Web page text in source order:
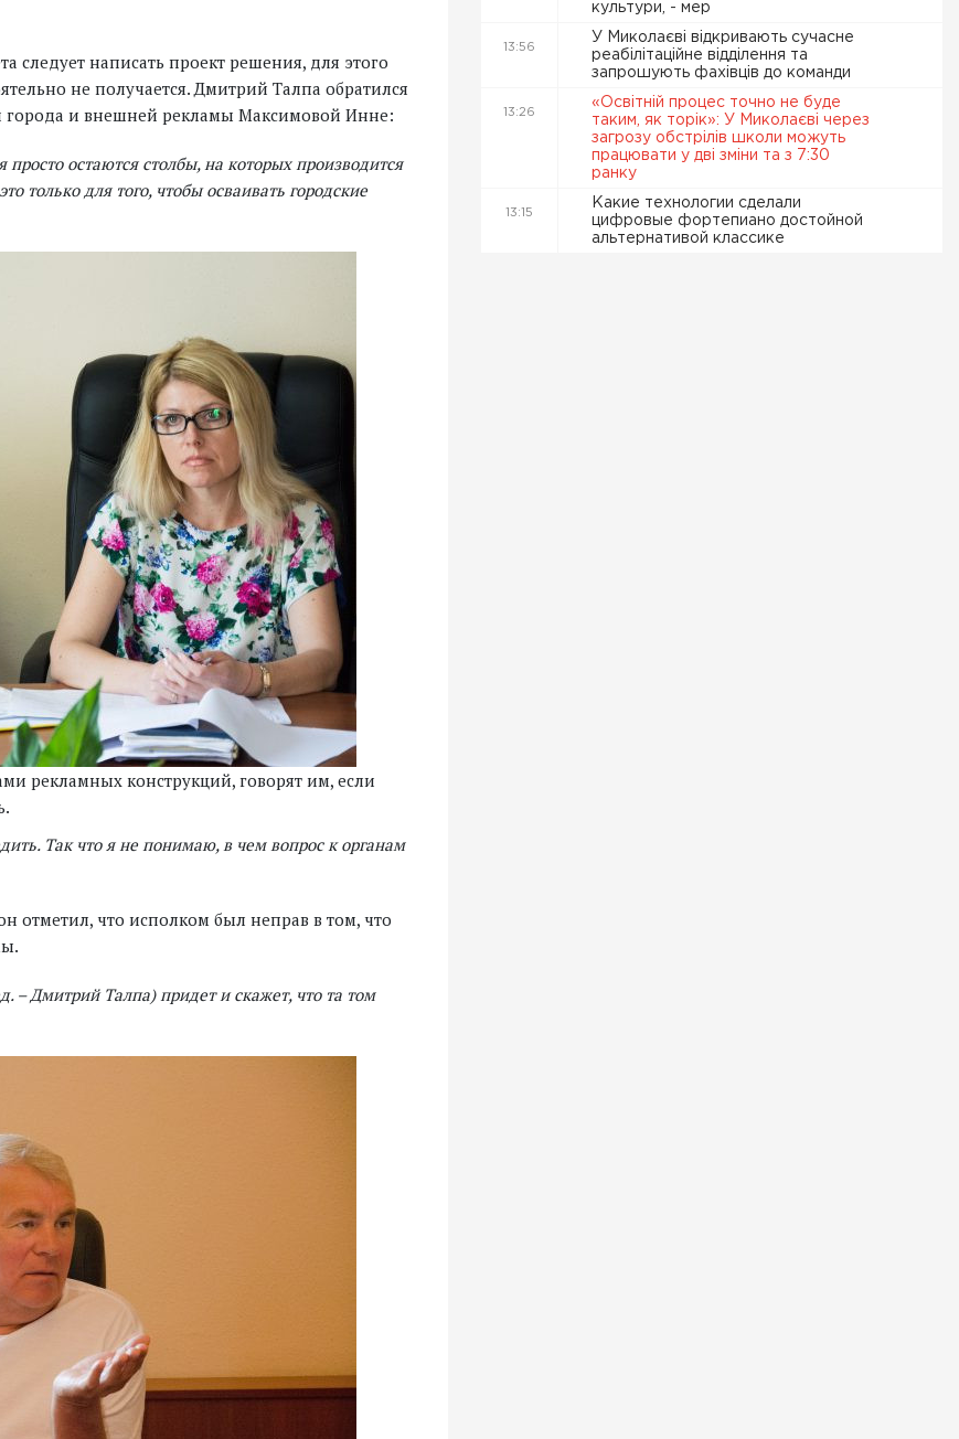
следует написать проект решения, для этого
не получается. Дмитрий Талпа обратился
города и внешней рекламы Максимовой Инне:
остаются столбы, на которых производится
только для того, чтобы осваивать городские
рекламных конструкций, говорят им, если
Так что я не понимаю, в чем вопрос к органам
отметил, что исполком был неправ в том, что
– Дмитрий Талпа) придет и скажет, что та том
культури, - мер
13:56
У Миколаєві відкривають сучасне
реабілітаційне відділення та
запрошують фахівців до команди
13:26
«Освітній процес точно не буде
таким, як торік»: У Миколаєві через
загрозу обстрілів школи можуть
працювати у дві зміни та з 7:30
ранку
13:15
Какие технологии сделали
цифровые фортепиано достойной
альтернативой классике